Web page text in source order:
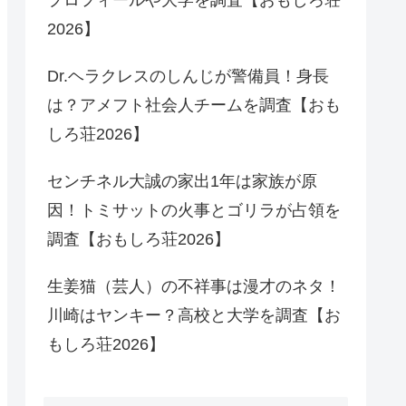
2026】
Dr.ヘラクレスのしんじが警備員！身長
は？アメフト社会人チームを調査【おも
しろ荘2026】
センチネル大誠の家出1年は家族が原
因！トミサットの火事とゴリラが占領を
調査【おもしろ荘2026】
生姜猫（芸人）の不祥事は漫才のネタ！
川崎はヤンキー？高校と大学を調査【お
もしろ荘2026】